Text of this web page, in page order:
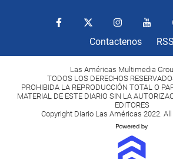
Contactenos RSS
Las Américas Multimedia
TODOS LOS DERECHOS
PROHIBIDA LA REPRODUCCIÓN TOTAL O
MATERIAL DE ESTE DIARIO SIN LA
EDITORES
Copyright Diario Las Américas 2022.